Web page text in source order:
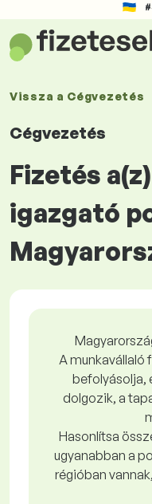
Vissza a Cégvezetés
Cégvezetés
Fizetés
igazgató
A
befolyásolja,
dolgozik, a
Hasonlítsa
ugyanabban a
régióban